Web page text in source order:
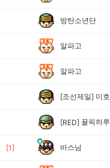
방탄소년단
알파고
알파고
[조선제일] 미호
[RED] 꿀픽하루
[1] 바스님